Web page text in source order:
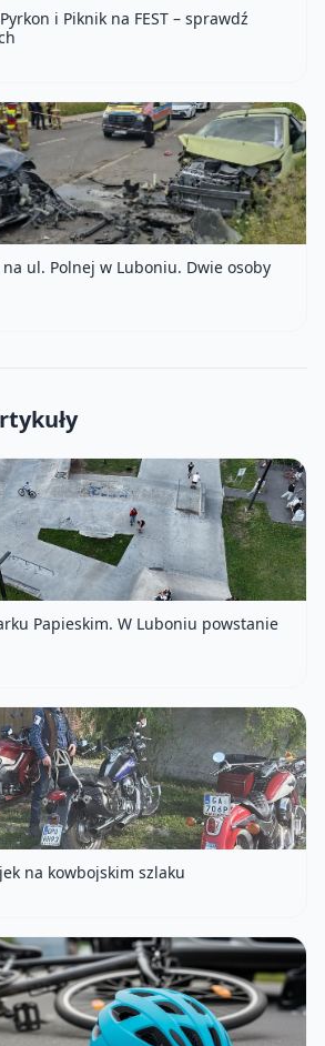
i Piknik na FEST – sprawdź
na ul. Polnej w Luboniu. Dwie osoby
Papieskim. W Luboniu powstanie
na kowbojskim szlaku